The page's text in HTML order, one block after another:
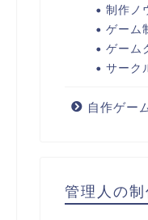
制作ノ
ゲーム
ゲーム
サーク
自作ゲー
管理人の